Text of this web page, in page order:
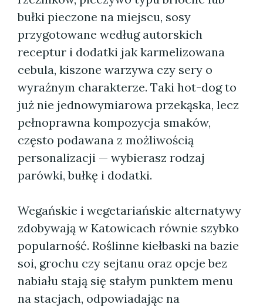
bułki pieczone na miejscu, sosy
przygotowane według autorskich
receptur i dodatki jak karmelizowana
cebula, kiszone warzywa czy sery o
wyraźnym charakterze. Taki hot-dog to
już nie jednowymiarowa przekąska, lecz
pełnoprawna kompozycja smaków,
często podawana z możliwością
personalizacji — wybierasz rodzaj
parówki, bułkę i dodatki.
Wegańskie i wegetariańskie alternatywy
zdobywają w Katowicach równie szybko
popularność. Roślinne kiełbaski na bazie
soi, grochu czy sejtanu oraz opcje bez
nabiału stają się stałym punktem menu
na stacjach, odpowiadając na